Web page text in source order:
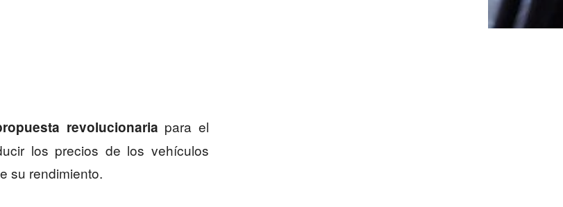
revolucionaria para el
los precios de los vehículos
su rendimiento.